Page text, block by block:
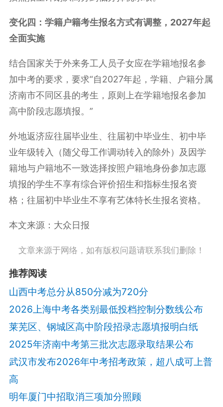
变化四：学籍户籍考生报名方式有调整，2027年起
全面实施
结合国家关于外来务工人员子女应在学籍地报名参
加中考的要求，要求“自2027年起，学籍、户籍分属
济南市不同区县的考生，原则上在学籍地报名参加
高中阶段志愿填报。”
外地返济应往届毕业生、往届初中毕业生、初中毕
业年级转入（随父母工作调动转入的除外）及因学
籍地与户籍地不一致选择按照户籍地身份参加志愿
填报的学生不享有综合评价招生和指标生报名资
格；往届初中毕业生不享有艺体特长生报名资格。
本文来源：大众日报
文章来源于网络，如有版权问题请联系我们删除！
推荐阅读
山西中考总分从850分减为720分
2026上海中考各类别最低投档控制分数线公布
莱芜区、钢城区高中阶段招录志愿填报明白纸
2025年济南中考第三批次志愿录取结果公布
武汉市发布2026年中考招考政策，超八成可上普
高
明年厦门中招取消三项加分照顾